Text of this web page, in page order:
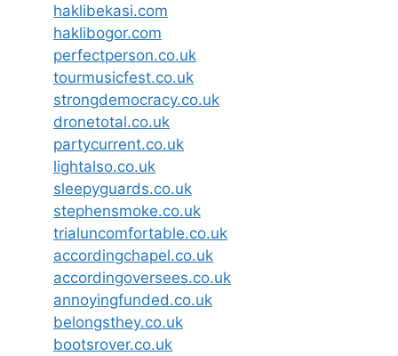
haklibekasi.com
haklibogor.com
perfectperson.co.uk
tourmusicfest.co.uk
strongdemocracy.co.uk
dronetotal.co.uk
partycurrent.co.uk
lightalso.co.uk
sleepyguards.co.uk
stephensmoke.co.uk
trialuncomfortable.co.uk
accordingchapel.co.uk
accordingoversees.co.uk
annoyingfunded.co.uk
belongsthey.co.uk
bootsrover.co.uk